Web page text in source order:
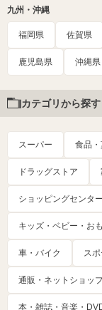
九州・沖縄
福岡県 佐賀県
鹿児島県 沖縄県
カテゴリから探す
スーパー 食品
ドラッグストア
ショッピングセンタ
キッズ・ベビー・お
車・バイク ス
通販・ネットショッ
本・雑誌・音楽・